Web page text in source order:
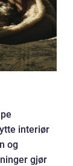
interiør
og
gjør